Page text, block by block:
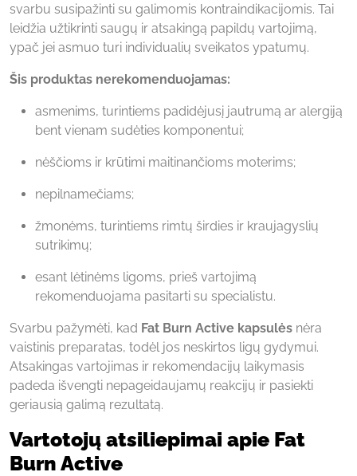
svarbu susipažinti su galimomis kontraindikacijomis. Tai
leidžia užtikrinti saugų ir atsakingą papildų vartojimą,
ypač jei asmuo turi individualių sveikatos ypatumų.
Šis produktas nerekomenduojamas:
asmenims, turintiems padidėjusį jautrumą ar alergiją
bent vienam sudėties komponentui;
nėščioms ir krūtimi maitinančioms moterims;
nepilnamečiams;
žmonėms, turintiems rimtų širdies ir kraujagyslių
sutrikimų;
esant lėtinėms ligoms, prieš vartojimą
rekomenduojama pasitarti su specialistu.
Svarbu pažymėti, kad Fat Burn Active kapsulės nėra
vaistinis preparatas, todėl jos neskirtos ligų gydymui.
Atsakingas vartojimas ir rekomendacijų laikymasis
padeda išvengti nepageidaujamų reakcijų ir pasiekti
geriausią galimą rezultatą.
Vartotojų atsiliepimai apie Fat
Burn Active